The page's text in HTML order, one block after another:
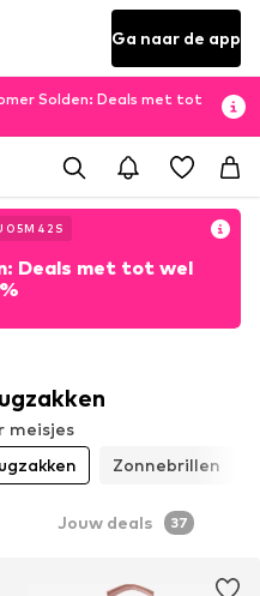
Ga naar de app
Solden: Deals met tot
05M 41 S
Deals met tot wel
meisjes
Zonnebrillen
Jouw deals 37